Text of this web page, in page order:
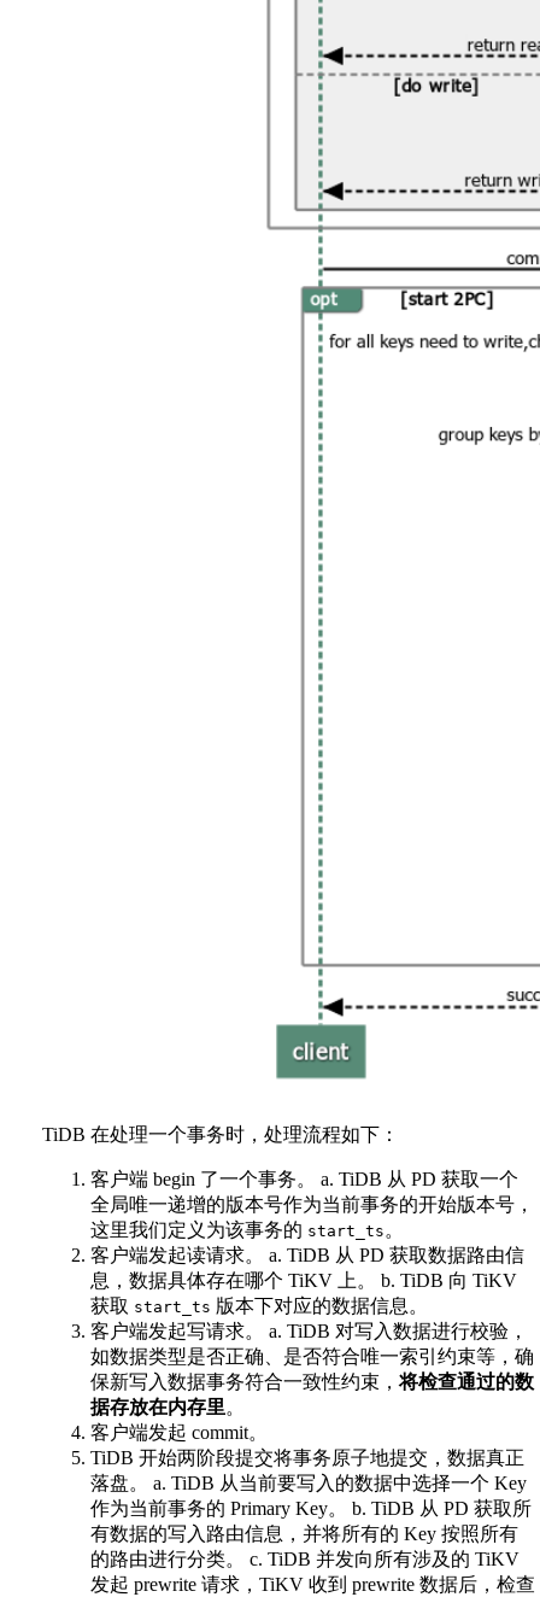
TiDB 在处理一个事务时，处理流程如下：
客户端 begin 了一个事务。 a. TiDB 从 PD 获取一个
全局唯一递增的版本号作为当前事务的开始版本号，
这里我们定义为该事务的 start_ts 。
客户端发起读请求。 a. TiDB 从 PD 获取数据路由信
息，数据具体存在哪个 TiKV 上。 b. TiDB 向 TiKV
获取 start_ts 版本下对应的数据信息。
客户端发起写请求。 a. TiDB 对写入数据进行校验，
如数据类型是否正确、是否符合唯一索引约束等，确
保新写入数据事务符合一致性约束，将检查通过的数
据存放在内存里。
客户端发起 commit。
TiDB 开始两阶段提交将事务原子地提交，数据真正
落盘。 a. TiDB 从当前要写入的数据中选择一个 Key
作为当前事务的 Primary Key。 b. TiDB 从 PD 获取所
有数据的写入路由信息，并将所有的 Key 按照所有
的路由进行分类。 c. TiDB 并发向所有涉及的 TiKV
发起 prewrite 请求，TiKV 收到 prewrite 数据后，检查